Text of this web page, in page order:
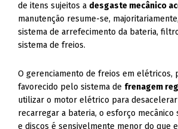
de itens sujeitos a desgaste mecânico
manutenção resume-se,
sistema de arrefecimento da bateria,
sistema de freios.
O gerenciamento de freios em elétricos,
favorecido pelo sistema de frenagem
utilizar o motor elétrico para
recarregar a bateria, o esforço mecânico
e discos é sensivelmente menor do que